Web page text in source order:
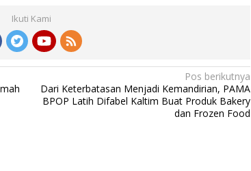
Ikuti Kami
Pos berikutnya
Dari Keterbatasan Menjadi Kemandirian, PAMA
BPOP Latih Difabel Kaltim Buat Produk Bakery
dan Frozen Food